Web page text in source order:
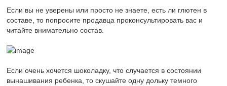
Если вы не уверены или просто не знаете, есть ли глютен в
составе, то попросите продавца проконсультировать вас и
читайте внимательно состав.
Если очень хочется шоколадку, что случается в состоянии
вынашивания ребенка, то скушайте одну дольку темного